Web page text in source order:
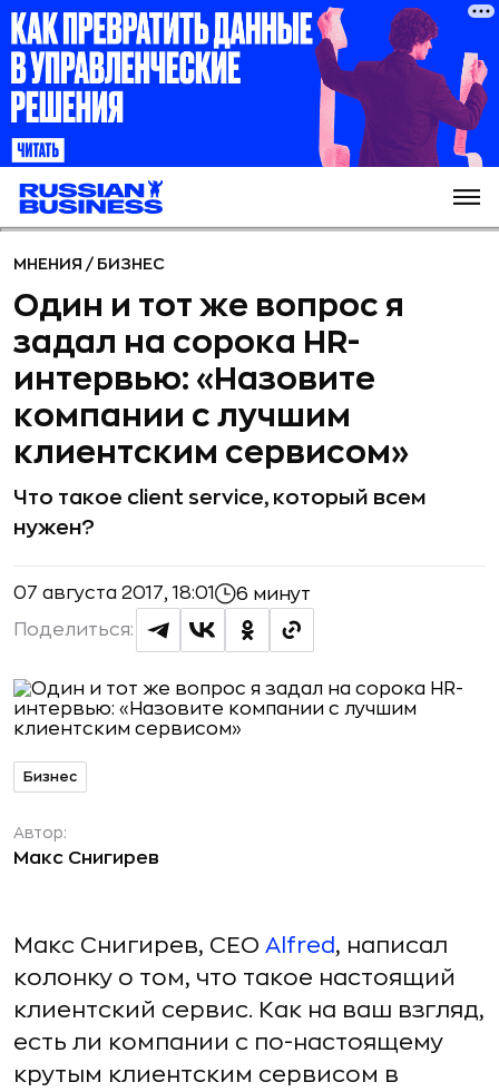
МНЕНИЯ / БИЗНЕС
Один и тот же вопрос я
задал на сорока HR-
интервью: «Назовите
компании с лучшим
клиентским сервисом»
Что такое client service, который всем
нужен?
07 августа 2017, 18:01 6 минут
Поделиться:
Бизнес
Автор:
Макс Снигирев
Макс Снигирев, СЕО Alfred, написал
колонку о том, что такое настоящий
клиентский сервис. Как на ваш взгляд,
есть ли компании с по-настоящему
крутым клиентским сервисом в